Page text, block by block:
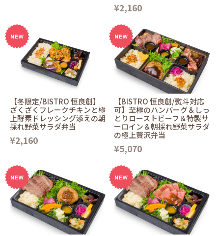
¥2,160
【冬限定/BISTRO 恒良創】
ざくざくフレークチキンと極
上酵素ドレッシング添えの朝
採れ野菜サラダ弁当
¥2,160
【BISTRO 恒良創/熨斗対応
可】至極のハンバーグ＆しっ
とりローストビーフ＆特製サ
ーロイン＆朝採れ野菜サラダ
の極上贅沢弁当
¥5,070